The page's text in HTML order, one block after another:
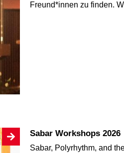
Freund*innen zu finden.
Sabar Workshops 2026
Sabar, Polyrhythm, and